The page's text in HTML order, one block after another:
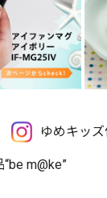
ゆめキッ
m@ke”